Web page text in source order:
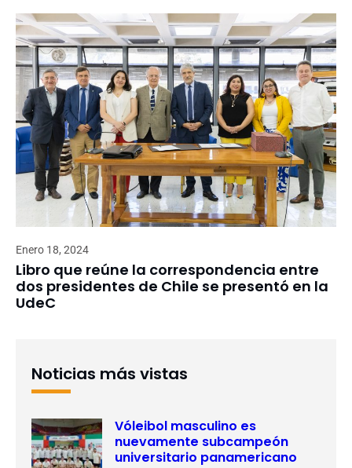
Enero 18, 2024
Libro que reúne la correspondencia entre
dos presidentes de Chile se presentó en la
UdeC
Noticias más vistas
Vóleibol masculino es
nuevamente subcampeón
universitario panamericano